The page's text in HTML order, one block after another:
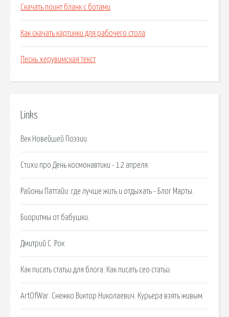
Скачать поинт бланк с ботами
Как скачать картинки для рабочего стола
Песнь херувимская текст
Links
Век Новейшей Поэзии.
Стихи про День космонавтики - 12 апреля.
Районы Паттайи: где лучше жить и отдыхать - Блог Марты.
Биоритмы от бабушки.
Дмитрий C. Рок
Как писать статьи для блога. Как писать сео статьи.
ArtOfWar. Снежко Виктор Николаевич. Курьера взять живым.